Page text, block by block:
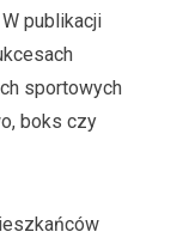
publikacji
sportowych
boks czy